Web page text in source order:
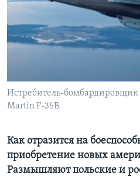
Языки
Истребитель-бомбардировщик
Martin F-35B
Как отразится на
приобретение новых
Размышляют польские и